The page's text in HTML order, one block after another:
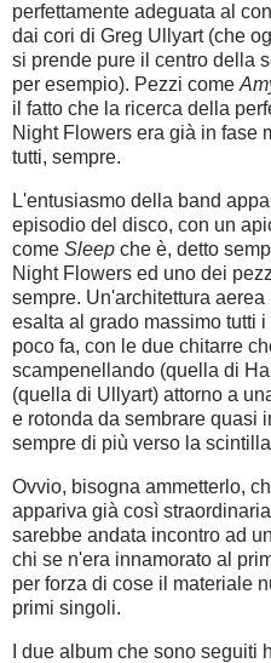
perfettamente adeguata al
dai cori di Greg Ullyart (che
si prende pure il centro della
per esempio). Pezzi come
il fatto che la ricerca della
Night Flowers era già in fase
tutti, sempre.
L'entusiasmo della band
episodio del disco, con un
come Sleep che è, detto
Night Flowers ed uno dei
sempre. Un'architettura
esalta al grado massimo tutti
poco fa, con le due chitarre
scampenellando (quella di
(quella di Ullyart) attorno a
e rotonda da sembrare quasi
sempre di più verso la
Ovvio, bisogna ammetterlo,
appariva già così
sarebbe andata incontro ad
chi se n'era innamorato al
per forza di cose il materiale
primi singoli.
I due album che sono seguiti